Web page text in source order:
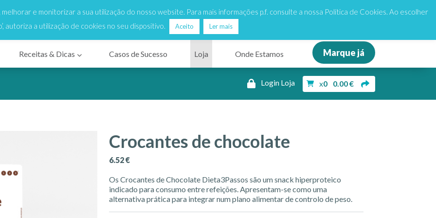
de chamada local - Dias úteis das 9h às 18h myDieta3Passos
Grátis para Portugal Continental para encomendas a partir de 25€ myDieta3Passos
Receitas & Dicas Casos de Sucesso Loja Onde Estamos Marque já
Login Loja x0 0.00€
Crocantes de chocolate
6.52€
Os Crocantes de Chocolate Dieta3Passos são um snack hiperproteico
indicado para consumo entre refeições. Apresentam-se como uma
alternativa prática para integrar num plano alimentar de controlo de peso.
e monitorizar a sua utilização do nosso website. Para mais informações p.f. consulte a nossa Política de Cookies. Ao escolher
autoriza a utilização de cookies no seu dispositivo.
Aceito Ler mais